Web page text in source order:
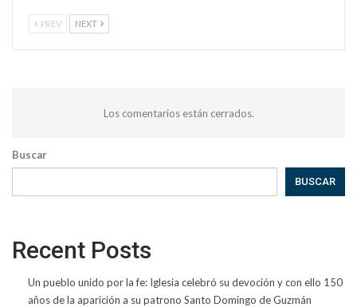
PREV NEXT
Los comentarios están cerrados.
Buscar
BUSCAR
Recent Posts
Un pueblo unido por la fe: Iglesia celebró su devoción y con ello 150
años de la aparición a su patrono Santo Domingo de Guzmán